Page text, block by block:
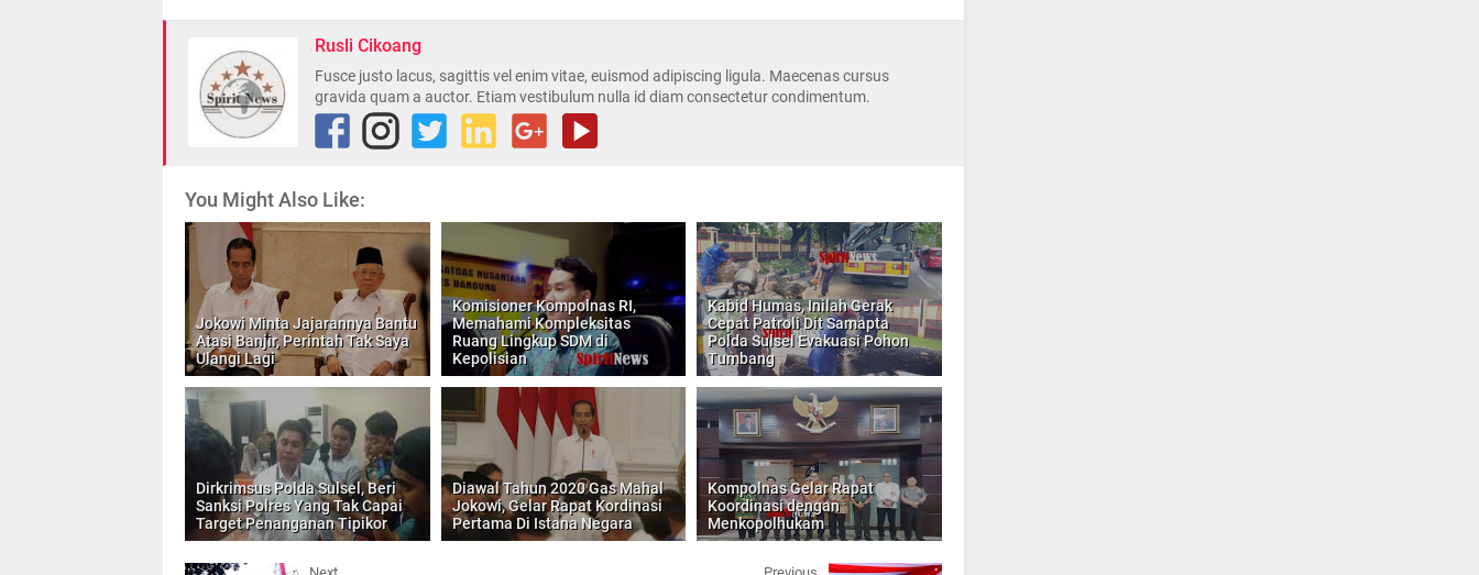
Rusli Cikoang
Fusce justo lacus, sagittis vel enim vitae, euismod adipiscing ligula. Maecenas cursus
gravida quam a auctor. Etiam vestibulum nulla id diam consectetur condimentum.
You Might Also Like:
Jokowi Minta Jajarannya Bantu
Atasi Banjir, Perintah Tak Saya
Ulangi Lagi
Komisioner Kompolnas RI,
Memahami Kompleksitas
Ruang Lingkup SDM di
Kepolisian
Kabid Humas, Inilah Gerak
Cepat Patroli Dit Samapta
Polda Sulsel Evakuasi Pohon
Tumbang
Dirkrimsus Polda Sulsel, Beri
Sanksi Polres Yang Tak Capai
Target Penanganan Tipikor
Diawal Tahun 2020 Gas Mahal
Jokowi, Gelar Rapat Kordinasi
Pertama Di Istana Negara
Kompolnas Gelar Rapat
Koordinasi dengan
Menkopolhukam